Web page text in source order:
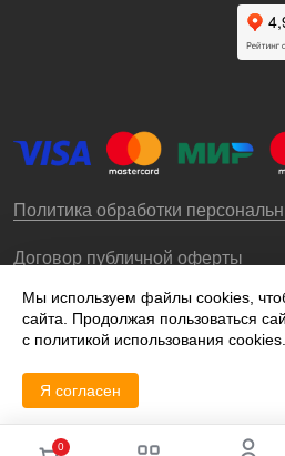
Политика обработки
Договор публичной оферты
© 2009-2026 – ООО «Роллгео»
0
Мы используем файлы cookies,
сайта. Продолжая пользоваться
с политикой использования cookies.
Я согласен